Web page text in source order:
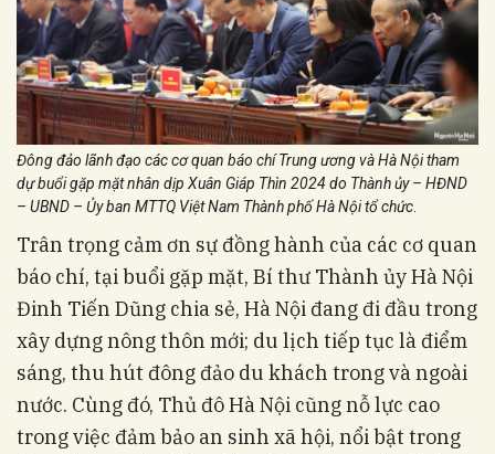
Đông đảo lãnh đạo các cơ quan báo chí Trung ương và Hà Nội tham
dự buổi gặp mặt nhân dịp Xuân Giáp Thìn 2024 do Thành ủy – HĐND
– UBND – Ủy ban MTTQ Việt Nam Thành phố Hà Nội tổ chức
Trân trọng cảm ơn sự đồng hành của các cơ quan
báo chí, tại buổi gặp mặt, Bí thư Thành ủy Hà Nội
Đinh Tiến Dũng chia sẻ, Hà Nội đang đi đầu trong
xây dựng nông thôn mới; du lịch tiếp tục là điểm
sáng, thu hút đông đảo du khách trong và ngoài
nước. Cùng đó, Thủ đô Hà Nội cũng nỗ lực cao
trong việc đảm bảo an sinh xã hội, nổi bật trong